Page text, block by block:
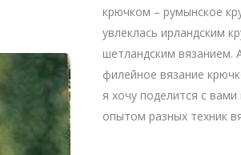
крючком – румынское
увлеклась ирландским
шетландским вязанием.
филейное вязание
я хочу поделится с
опытом разных техник